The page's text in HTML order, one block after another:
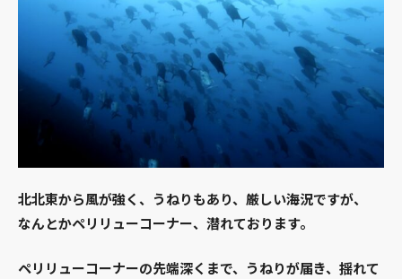
北北東から風が強く、うねりもあり、厳しい海況ですが、
なんとかペリリューコーナー、潜れております。
ペリリューコーナーの先端深くまで、うねりが届き、揺れて